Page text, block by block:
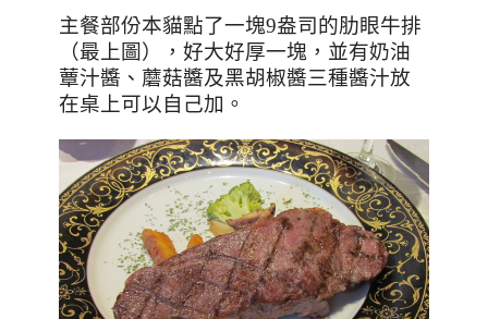
主餐部份本貓點了一塊9盎司的肋眼牛排
（最上圖），好大好厚一塊，並有奶油
蕈汁醬、蘑菇醬及黑胡椒醬三種醬汁放
在桌上可以自己加。